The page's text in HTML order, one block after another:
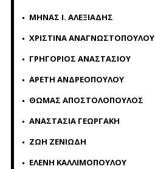
ΜΗΝΑΣ Ι. ΑΛΕΞΙΑΔΗΣ
ΧΡΙΣΤΙΝΑ ΑΝΑΓΝΩΣΤΟΠΟΥΛΟΥ
ΓΡΗΓΟΡΙΟΣ ΑΝΑΣΤΑΣΙΟΥ
ΑΡΕΤΗ ΑΝΔΡΕΟΠΟΥΛΟΥ
ΘΩΜΑΣ ΑΠΟΣΤΟΛΟΠΟΥΛΟΣ
ΑΝΑΣΤΑΣΙΑ ΓΕΩΡΓΑΚΗ
ΖΩΗ ΖΕΝΙΩΔΗ
ΕΛΕΝΗ ΚΑΛΛΙΜΟΠΟΥΛΟΥ